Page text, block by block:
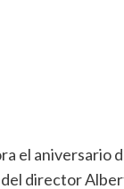
el aniversario
director